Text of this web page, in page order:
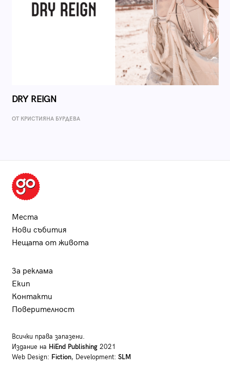
DRY REIGN
ОТ КРИСТИЯНА БУРДЕВА
Места
Нови събития
Нещата от живота
За реклама
Екип
Контакти
Поверителност
Всички права запазени.
Издание на HiEnd Publishing2021
Web Design: Fiction, Development: SLM